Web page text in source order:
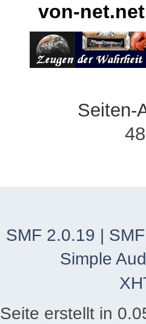
von-net.net
Seiten-
SMF 2.0.19 |
Simple
Seite erstellt in